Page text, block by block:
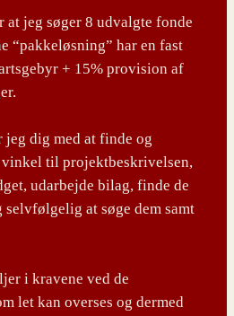
at jeg søger 8 udvalgte fonde
“pakkeløsning” har en fast
+ 15% provision af
dig med at finde og
vinkel til projektbeskrivelsen,
udarbejde bilag, finde de
selvfølgelig at søge dem samt
i kravene ved de
let kan overses og dermed